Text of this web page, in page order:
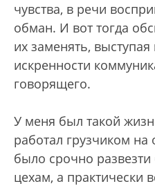
чувства, в речи
обман. И вот тогда
их заменять, выступая
искренности
говорящего.
У меня был такой
работал грузчиком
было срочно
цехам, а практически